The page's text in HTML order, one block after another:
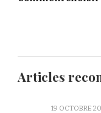
Articles
19 OCTOBRE